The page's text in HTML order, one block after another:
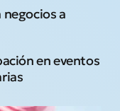
a
en eventos